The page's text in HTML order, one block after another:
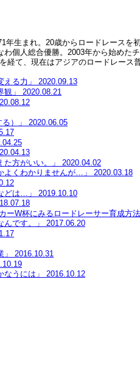
年生まれ。20歳からロードレースを
個人総合優勝。2003年から始め
経て、現在はアジアのロードレース
る力」
2020.09.13
」
2020.08.21
）」
2020.06.05
方がいい。」
2020.04.02
よくわかりませんが…」
2020.03.18
どは…」
2019.10.10
ーW杯にみるロードレーサー育成方法
です。」
2017.06.20
2016.10.31
うには」
2016.10.12